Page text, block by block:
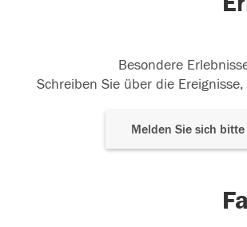
Besondere
Schreiben Sie über die
Melden Sie sich